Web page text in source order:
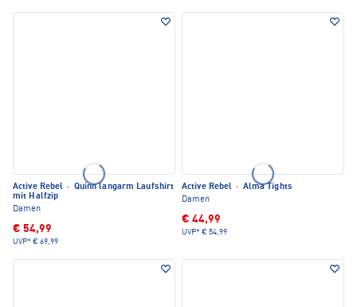
Active Rebel · Quinn langarm Laufshirt
mit Halfzip
Damen
€ 54,99
UVP* € 69,99
Active Rebel · Alma Tights
Damen
€ 44,99
UVP* € 54,99